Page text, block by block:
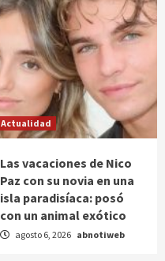
Actualidad
Las vacaciones de Nico
Paz con su novia en una
isla paradisíaca: posó
con un animal exótico
agosto 6, 2026 abnotiweb